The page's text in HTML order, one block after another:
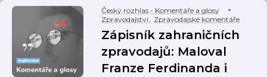
Český rozhlas - Komentáře a glosy
Zpravodajství, Zpravodajské komentáře
Zápisník zahraničních
zpravodajů: Maloval
Franze Ferdinanda i